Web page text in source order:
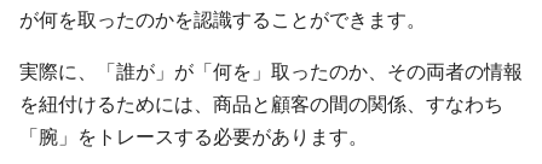
が何を取ったのかを認識することができます。
実際に、「誰が」が「何を」取ったのか、その両者の情報
を紐付けるためには、商品と顧客の間の関係、すなわち
「腕」をトレースする必要があります。